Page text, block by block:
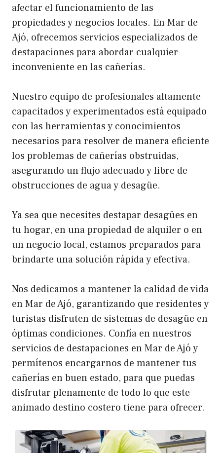
afectar el funcionamiento de las
propiedades y negocios locales. En Mar de
Ajó, ofrecemos servicios especializados de
destapaciones para abordar cualquier
inconveniente en las cañerías.
Nuestro equipo de profesionales altamente
capacitados y experimentados está equipado
con las herramientas y conocimientos
necesarios para resolver de manera eficiente
los problemas de cañerías obstruidas,
asegurando un flujo adecuado y libre de
obstrucciones de agua y desagüe.
Ya sea que necesites destapar desagües en
tu hogar, en una propiedad de alquiler o en
un negocio local, estamos preparados para
brindarte una solución rápida y efectiva.
Nos dedicamos a mantener la calidad de vida
en Mar de Ajó, garantizando que residentes y
turistas disfruten de sistemas de desagüe en
óptimas condiciones. Confía en nuestros
servicios de destapaciones en Mar de Ajó y
permítenos encargarnos de mantener tus
cañerías en buen estado, para que puedas
disfrutar plenamente de todo lo que este
animado destino costero tiene para ofrecer.